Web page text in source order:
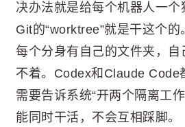
决办法就是给每个机器人一个
Git的“worktree”就是干这个的
每个分身有自己的文件夹，自
不着。Codex和Claude Code
需要告诉系统“开两个隔离工
能同时干活，不会互相踩脚。